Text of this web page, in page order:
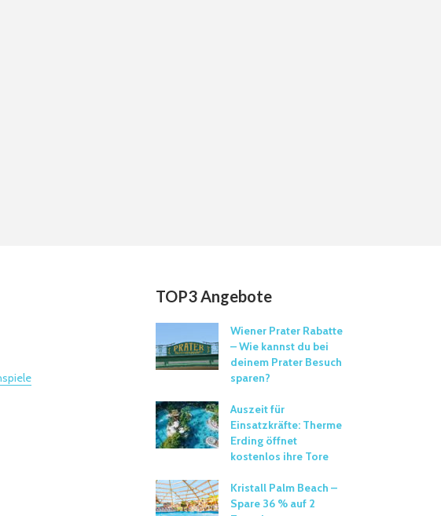
TOP3 Angebote
Wiener Prater Rabatte
– Wie kannst du bei
deinem Prater Besuch
sparen?
Auszeit für
Einsatzkräfte: Therme
Erding öffnet
kostenlos ihre Tore
Kristall Palm Beach –
Spare 36 % auf 2